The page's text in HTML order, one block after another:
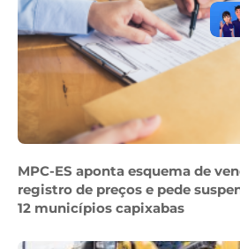
MPC-ES aponta esquema de
registro de preços e pede
12 municípios capixabas